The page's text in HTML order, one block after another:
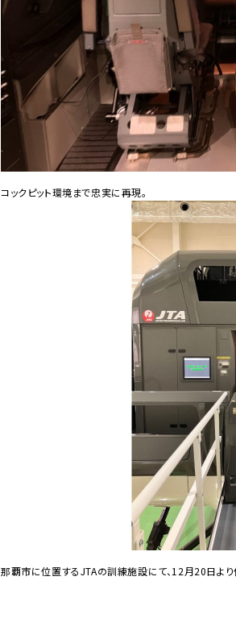
コックピット環境まで忠実に再現。
那覇市に位置するJTAの訓練施設にて、12月20日より